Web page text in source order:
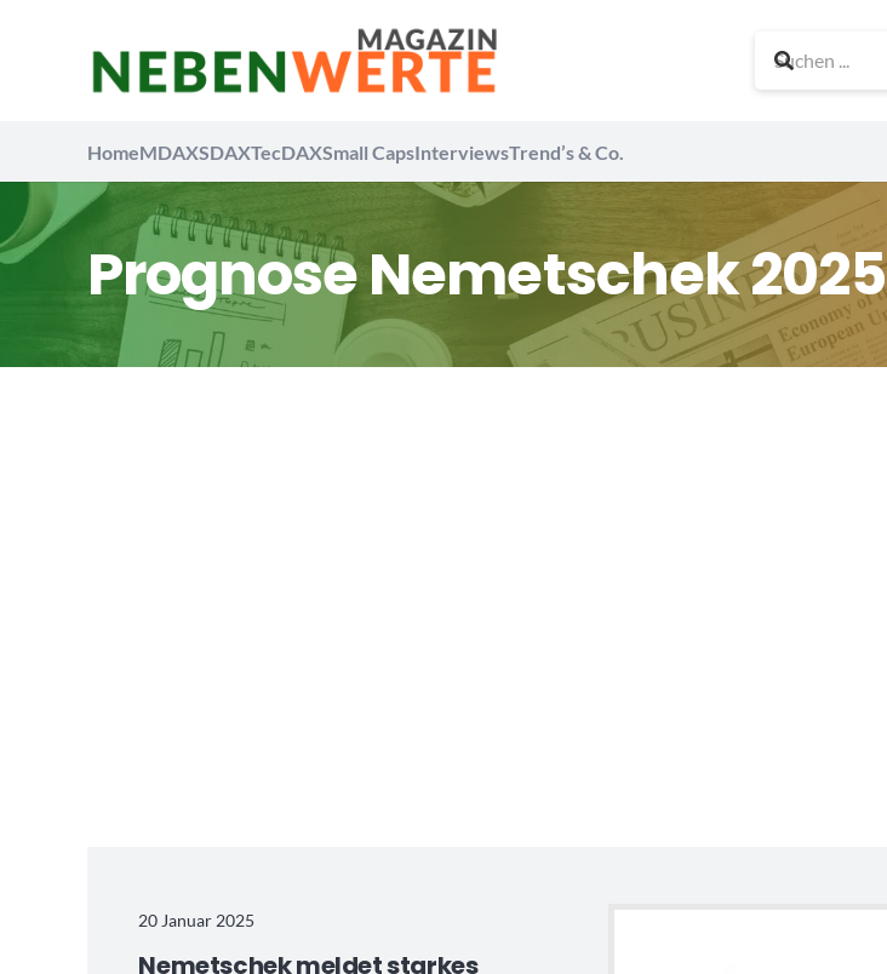
HomeMDAXSDAXTecDAXSmall CapsInterviewsTrend’s & Co.
Prognose Nemetschek 2025
20 Januar 2025
Nemetschek meldet starkes